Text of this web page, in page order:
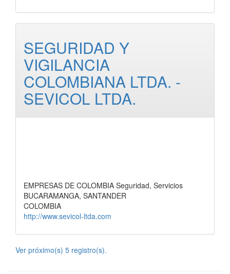
SEGURIDAD Y
VIGILANCIA
COLOMBIANA LTDA. -
SEVICOL LTDA.
EMPRESAS DE COLOMBIA Seguridad, Servicios
BUCARAMANGA, SANTANDER
COLOMBIA
http://www.sevicol-ltda.com
Ver próximo(s) 5 registro(s).